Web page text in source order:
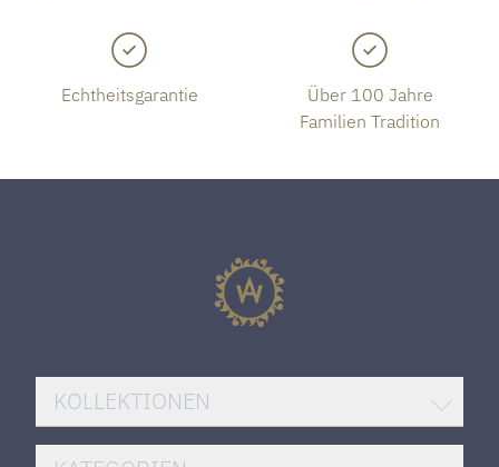
Echtheitsgarantie
Über 100 Jahre
Familien Tradition
KOLLEKTIONEN
BREITLING SUPEROCEAN